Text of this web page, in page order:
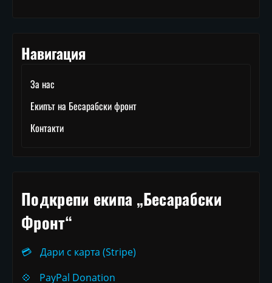
Навигация
За нас
Екипът на Бесарабски фронт
Контакти
Подкрепи екипа „Бесарабски
Фронт“
💳
Дари с карта (Stripe)
💠
PayPal Donation